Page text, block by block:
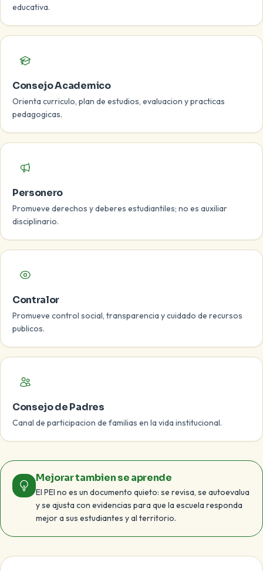
educativa.
Consejo Academico
Orienta curriculo, plan de estudios, evaluacion y practicas
pedagogicas.
Personero
Promueve derechos y deberes estudiantiles; no es auxiliar
disciplinario.
Contralor
Promueve control social, transparencia y cuidado de recursos
publicos.
Consejo de Padres
Canal de participacion de familias en la vida institucional.
Mejorar tambien se aprende
El PEI no es un documento quieto: se revisa, se autoevalua
y se ajusta con evidencias para que la escuela responda
mejor a sus estudiantes y al territorio.